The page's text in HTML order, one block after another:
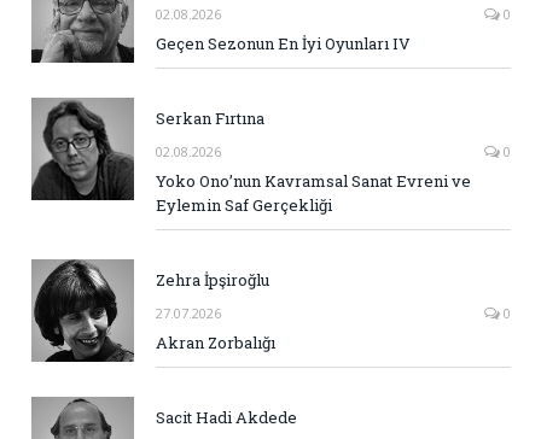
02.08.2026 0
Geçen Sezonun En İyi Oyunları IV
Serkan Fırtına
02.08.2026 0
Yoko Ono’nun Kavramsal Sanat Evreni ve
Eylemin Saf Gerçekliği
Zehra İpşiroğlu
27.07.2026 0
Akran Zorbalığı
Sacit Hadi Akdede